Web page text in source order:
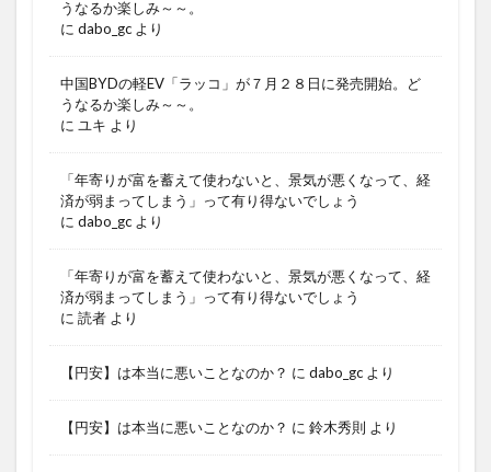
うなるか楽しみ～～。
に dabo_gc より
中国BYDの軽EV「ラッコ」が７月２８日に発売開始。ど
うなるか楽しみ～～。
に ユキ より
「年寄りが富を蓄えて使わないと、景気が悪くなって、経
済が弱まってしまう」って有り得ないでしょう
に dabo_gc より
「年寄りが富を蓄えて使わないと、景気が悪くなって、経
済が弱まってしまう」って有り得ないでしょう
に 読者 より
【円安】は本当に悪いことなのか？ に dabo_gc より
【円安】は本当に悪いことなのか？ に 鈴木秀則 より